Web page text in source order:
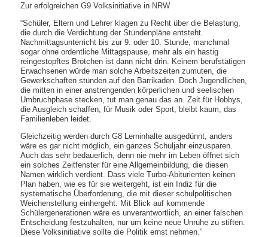
Zur erfolgreichen G9 Volksinitiative in NRW
“Schüler, Eltern und Lehrer klagen zu Recht über die Belastung,
die durch die Verdichtung der Stundenpläne entsteht.
Nachmittagsunterricht bis zur 9. oder 10. Stunde, manchmal
sogar ohne ordentliche Mittagspause, mehr als ein hastig
reingestopftes Brötchen ist dann nicht drin. Keinem berufstätigen
Erwachsenen würde man solche Arbeitszeiten zumuten, die
Gewerkschaften stünden auf den Barrikaden. Doch Jugendlichen,
die mitten in einer anstrengenden körperlichen und seelischen
Umbruchphase stecken, tut man genau das an. Zeit für Hobbys,
die Ausgleich schaffen, für Musik oder Sport, bleibt kaum, das
Familienleben leidet.
Gleichzeitig werden durch G8 Lerninhalte ausgedünnt, anders
wäre es gar nicht möglich, ein ganzes Schuljahr einzusparen.
Auch das sehr bedauerlich, denn nie mehr im Leben öffnet sich
ein solches Zeitfenster für eine Allgemeinbildung, die diesen
Namen wirklich verdient. Dass viele Turbo-Abiturienten keinen
Plan haben, wie es für sie weitergeht, ist ein Indiz für die
systematische Überforderung, die mit dieser schulpolitischen
Weichenstellung einhergeht. Mit Blick auf kommende
Schülergenerationen wäre es unverantwortlich, an einer falschen
Entscheidung festzuhalten, nur um keine neue Unruhe zu stiften.
Diese Volksinitiative sollte die Politik ernst nehmen.”